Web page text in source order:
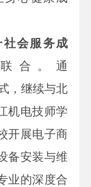
会服务成
合。通
，继续与北
机电技师学
开展电子商
备安装与维
业的深度合